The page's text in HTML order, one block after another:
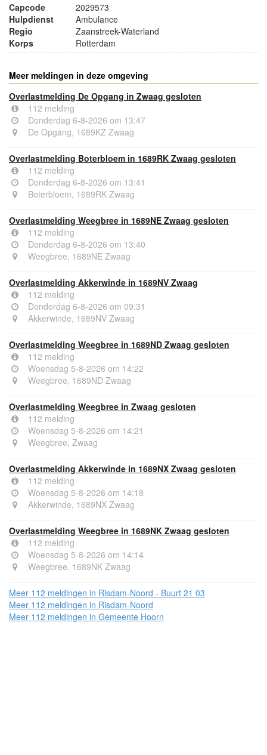
Capcode
2029573
Hulpdienst
Ambulance
Regio
Zaanstreek-Waterland
Korps
Rotterdam
Meer meldingen in deze omgeving
Overlastmelding De Opgang in Zwaag gesloten
112 melding
Donderdag 6-8-2026 om 13:47
De Opgang, 1689KZ Zwaag
Overlastmelding Boterbloem in 1689RK Zwaag gesloten
112 melding
Donderdag 6-8-2026 om 13:41
Boterbloem, 1689RK Zwaag
Overlastmelding Weegbree in 1689NE Zwaag gesloten
112 melding
Donderdag 6-8-2026 om 13:40
Weegbree, 1689NE Zwaag
Overlastmelding Akkerwinde in 1689NV Zwaag
112 melding
Donderdag 6-8-2026 om 09:31
Akkerwinde, 1689NV Zwaag
Overlastmelding Weegbree in 1689ND Zwaag gesloten
112 melding
Woensdag 5-8-2026 om 14:22
Weegbree, 1689ND Zwaag
Overlastmelding Weegbree in Zwaag gesloten
112 melding
Woensdag 5-8-2026 om 14:21
Weegbree, Zwaag
Overlastmelding Akkerwinde in 1689NX Zwaag gesloten
112 melding
Woensdag 5-8-2026 om 14:18
Akkerwinde, 1689NX Zwaag
Overlastmelding Weegbree in 1689NK Zwaag gesloten
112 melding
Woensdag 5-8-2026 om 14:14
Weegbree, 1689NK Zwaag
Meer 112 meldingen in Risdam-Noord - Buurt 21 03
Meer 112 meldingen in Risdam-Noord
Meer 112 meldingen in Gemeente Hoorn